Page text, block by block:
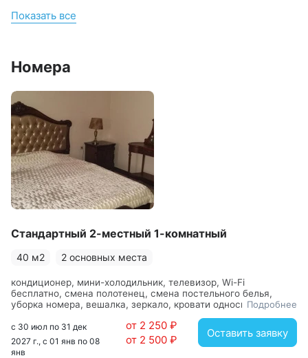
железнодорожного вокзала – 3 километра. Ближайший
комнатах установлена удобная мебель для отдыха, есть
Санузел индивидуальный, с душем, полотенцами и
туалетными принадлежностями.
На территории отеля работает кафе Сербской кухни. По
запросу предлагаются услуги прачечной и трансфера.
Для личного транспорта гостей оборудована парковка.
Показать все
Номера
Стандартный 2-местный 1-комнатный
40 м2 2 основных места
кондиционер, мини-холодильник, телевизор, Wi-Fi
бесплатно, смена полотенец, смена постельного белья,
уборка номера, вешалка, зеркало, кровати односпальные /
стул, шкаф, с душем, туалетные принадлежности, фен
Подробнее
с 30 июл по 31 дек от 2 250 ₽
2027 г., с 01 янв по 08
янв
от 2 500 ₽
Оставить заявку